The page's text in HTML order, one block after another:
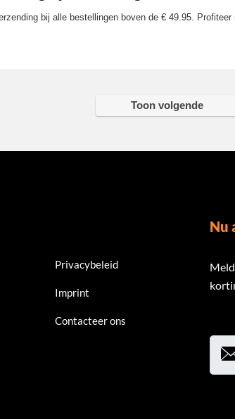
bij alle bestellingen boven de € 49.95. Profiteer
Toon volgende
Privacybeleid
Imprint
Contacteer ons
Nu